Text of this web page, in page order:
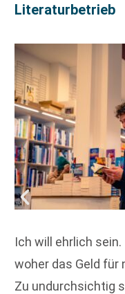
Literaturbetrieb
Ich will ehrlich
woher das Geld für
Zu undurchsichtig